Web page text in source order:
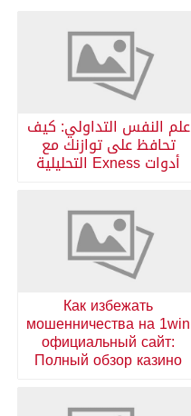
علم النفس التداولي: كيف
تحافظ على توازنك مع
أدوات Exness التحليلية
Как избежать
мошенничества на 1win
официальный сайт:
Полный обзор казино